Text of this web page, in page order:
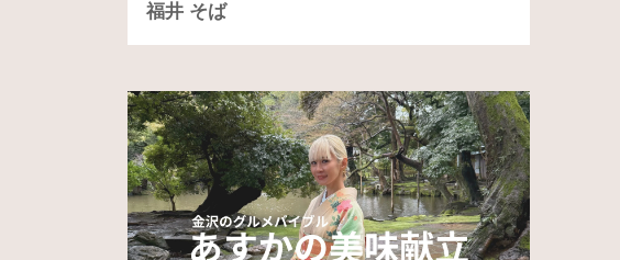
福井 そば